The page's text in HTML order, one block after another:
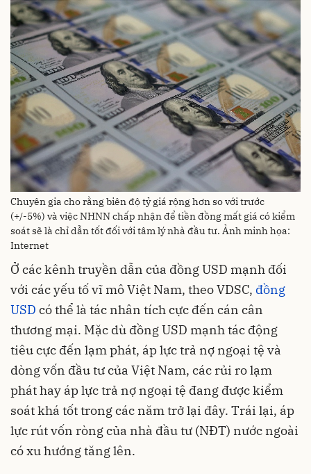
Chuyên gia cho rằng biên độ tỷ giá rộng hơn so với trước
(+/-5%) và việc NHNN chấp nhận để tiền đồng mất giá có kiểm
soát sẽ là chỉ dẫn tốt đối với tâm lý nhà đầu tư. Ảnh minh họa:
Internet
Ở các kênh truyền dẫn của đồng USD mạnh đối
với các yếu tố vĩ mô Việt Nam, theo VDSC, đồng
USD có thể là tác nhân tích cực đến cán cân
thương mại. Mặc dù đồng USD mạnh tác động
tiêu cực đến lạm phát, áp lực trả nợ ngoại tệ và
dòng vốn đầu tư của Việt Nam, các rủi ro lạm
phát hay áp lực trả nợ ngoại tệ đang được kiểm
soát khá tốt trong các năm trở lại đây. Trái lại, áp
lực rút vốn ròng của nhà đầu tư (NĐT) nước ngoài
có xu hướng tăng lên.